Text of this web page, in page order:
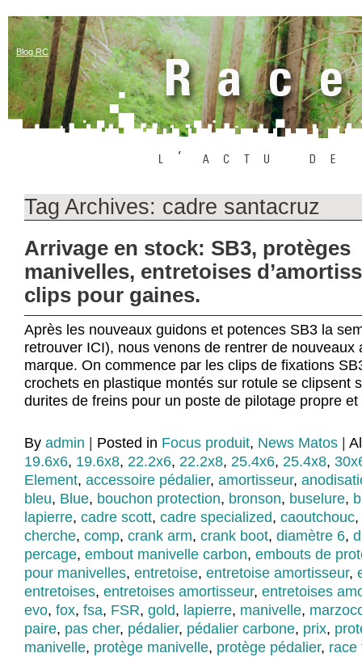
Blog RC
Tag Archives: cadre santacruz
Arrivage en stock: SB3, protèges
manivelles, entretoises
clips pour gaines.
Après les nouveaux guidons et potences SB3 la
retrouver ICI), nous venons de rentrer de nouveaux
marque. On commence par les clips de fixations
crochets en plastique montés sur rotule se clipsent
durites de freins pour un poste de pilotage propre
By admin Posted in Focus produit, News Matos
19.6x6, 19.6x8, 22.2x6, 22.2x8, 25.4x6, 25.4x8,
Element, accessoire pédalier, amortisseur,
bleu, Blue, bouchon protection, bronson, buselure,
lapierre, cadre scott, cadre specialized, caoutchouc,
cherche, comp, crank arm, crank boot, diamètre 6,
percage, embout manivelle carbon, embouts de
pour manivelles, entretoise, entretoise amortisseur,
entretoises, entretoises amortisseur, entretoises
evo, fox, fsa, FSR, gold, lapierre, manivelle,
paire, pas cher, pédalier, pédalier carbone, prix,
manivelle, protège manivelle, protège pédalier, race